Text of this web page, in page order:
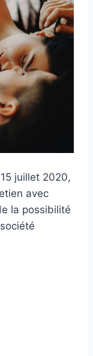
juillet 2020,
avec
la possibilité